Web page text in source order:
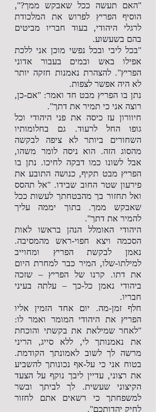
"האם תעשה ככל שאבקש ממך?",
הוסיף הפריץ לפרוש את המלכודת
לרגלי היהודי, בעוד חבריו מביטים
בהם בשעשוע.
"בכל ליבי ובכל נפשי מוכן אני ללכת
אפילו באש ובמים בעבור אדוני
הפריץ". להצהרת נאמנות חזקה יותר
לא היה אפשר לצפות.
נתן בו הפריץ מבט חד ואמר: "אם-כן,
רוצה אני כי תמיר את דתך".
חיוורון עז כיסה את פני היהודי וכל
גופו החל לרעוד. גם בחלומותיו
השחורים ביותר לא ציפה לבקשה
מהסוג הזה. הוא ניסה לומר משהו,
אבל לשונו כמו דבקה לחיכו. נתן בו
הפריץ מבט תקיף, כנושה התובע את
פירעון שטר החוב שבידו. "אל תהסס
ואל תחזור בך מהבטחתך לעשות ככל
שאבקש ממך. בתוך יממה עליך
להמיר את דתך".
היהודי האומלל הנהן בראשו לאות
הסכמה ויצא חפוי-ראש מהמסיבה.
נאמן לבקשת הפריץ ומחוייב
למילתו-שלו, המיר כבר למחרת היום
את דתו. קרנו של הפריץ – שזכה
ביהודי נאמן כל-כך – עלתה בעיני
חבריו.
חלף זמן-מה. יום אחד הזמין אליו
הפריץ את היהודי המומר ואמר לו:
"לאחר שמילאת את בקשתי והוכחת
את נאמנותך לי, ללא סייג, הריני
מרשה לך לשוב לאמונתך הקודמת.
בטוח אני כי על-אף נכונותך להשביע
את רצוני, עדיין ליבך נוקף על הצעד
הקיצוני שעשית. לך לביתך ובשר
למשפחתך כי רשאים אתם לחזור
לחיק יהדותכם".